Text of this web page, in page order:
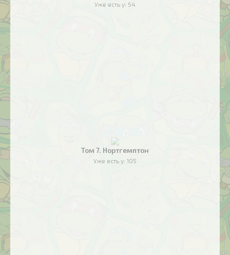
Уже есть у: 54
Том 7. Нортгемптон
Уже есть у: 105